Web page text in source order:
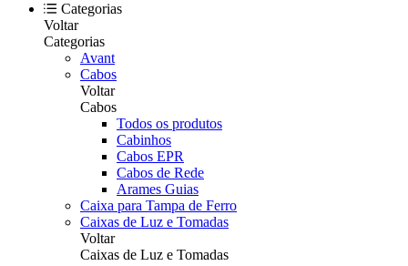
Categorias
Voltar
Categorias
Avant
Cabos
Voltar
Cabos
Todos os produtos
Cabinhos
Cabos EPR
Cabos de Rede
Arames Guias
Caixa para Tampa de Ferro
Caixas de Luz e Tomadas
Voltar
Caixas de Luz e Tomadas